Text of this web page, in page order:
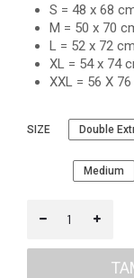
S = 48 x 68
M = 50 x 70
L = 52 x 72 cm
XL = 54 x 74
XXL = 56 X
SIZE Double
Medium